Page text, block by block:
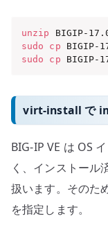
unzip
sudo
cp
sudo
cp BIGIP-
virt-install で
BIG-IP VE は OS
く、インストール
扱います。そのため
を指定します。